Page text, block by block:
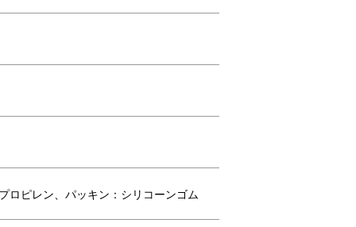
ロピレン、パッキン：シリコーンゴム